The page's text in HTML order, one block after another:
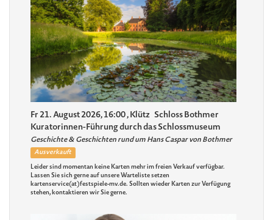
Fr 21. August 2026, 16:00, Klütz Schloss Bothmer
Kuratorinnen-Führung durch das Schlossmuseum
Geschichte & Geschichten rund um Hans Caspar von Bothmer
Ausverkauft
Leider sind momentan keine Karten mehr im freien Verkauf verfügbar.
Lassen Sie sich gerne auf unsere Warteliste setzen
kartenservice(at)festspiele-mv.de. Sollten wieder Karten zur Verfügung
stehen, kontaktieren wir Sie gerne.